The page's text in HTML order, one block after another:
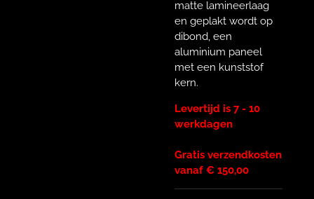
matte lamineerlaag
en geplakt wordt op
dibond, een
aluminium paneel
met een kunststof
kern.
Levertijd is 7 - 10
werkdagen
Gratis verzendkosten
vanaf € 150,00